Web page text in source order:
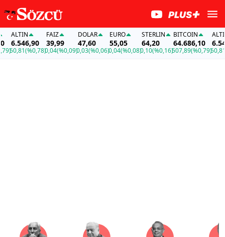
ALTIN
6.546,90
50,81(%0,78)
FAİZ
39,99
0,04(%0,09)
DOLAR
47,60
0,03(%0,06)
EURO
55,05
0,04(%0,08)
STERLIN
64,20
0,10(%0,16)
BITCOIN
64.686,10
507,89(%0,79)
ALTIN
50,81